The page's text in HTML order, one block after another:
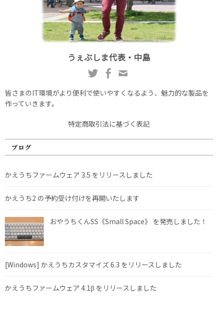
うぇぶしま代表・中島
皆さまのIT環境がより便利で使いやすくなるよう、魅力的な製品を
作っていきます。
特定商取引法に基づく表記
ブログ
かえうちファームウェア 3.5 をリリースしました
かえうち2 の予約受け付けを再開いたします
おやうちくんSS《Small Space》 を発売しました！
[Windows] かえうちカスタマイズ 6.3 をリリースしました
かえうちファームウェア 4.1β をリリースしました